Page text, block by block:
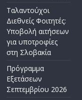
Ταλαντούχοι
Διεθνείς Φοιτητές:
Υποβολή αιτήσεων
για υποτροφίες
στη Σλοβακία
Πρόγραμμα
Εξετάσεων
Σεπτεμβρίου 2026